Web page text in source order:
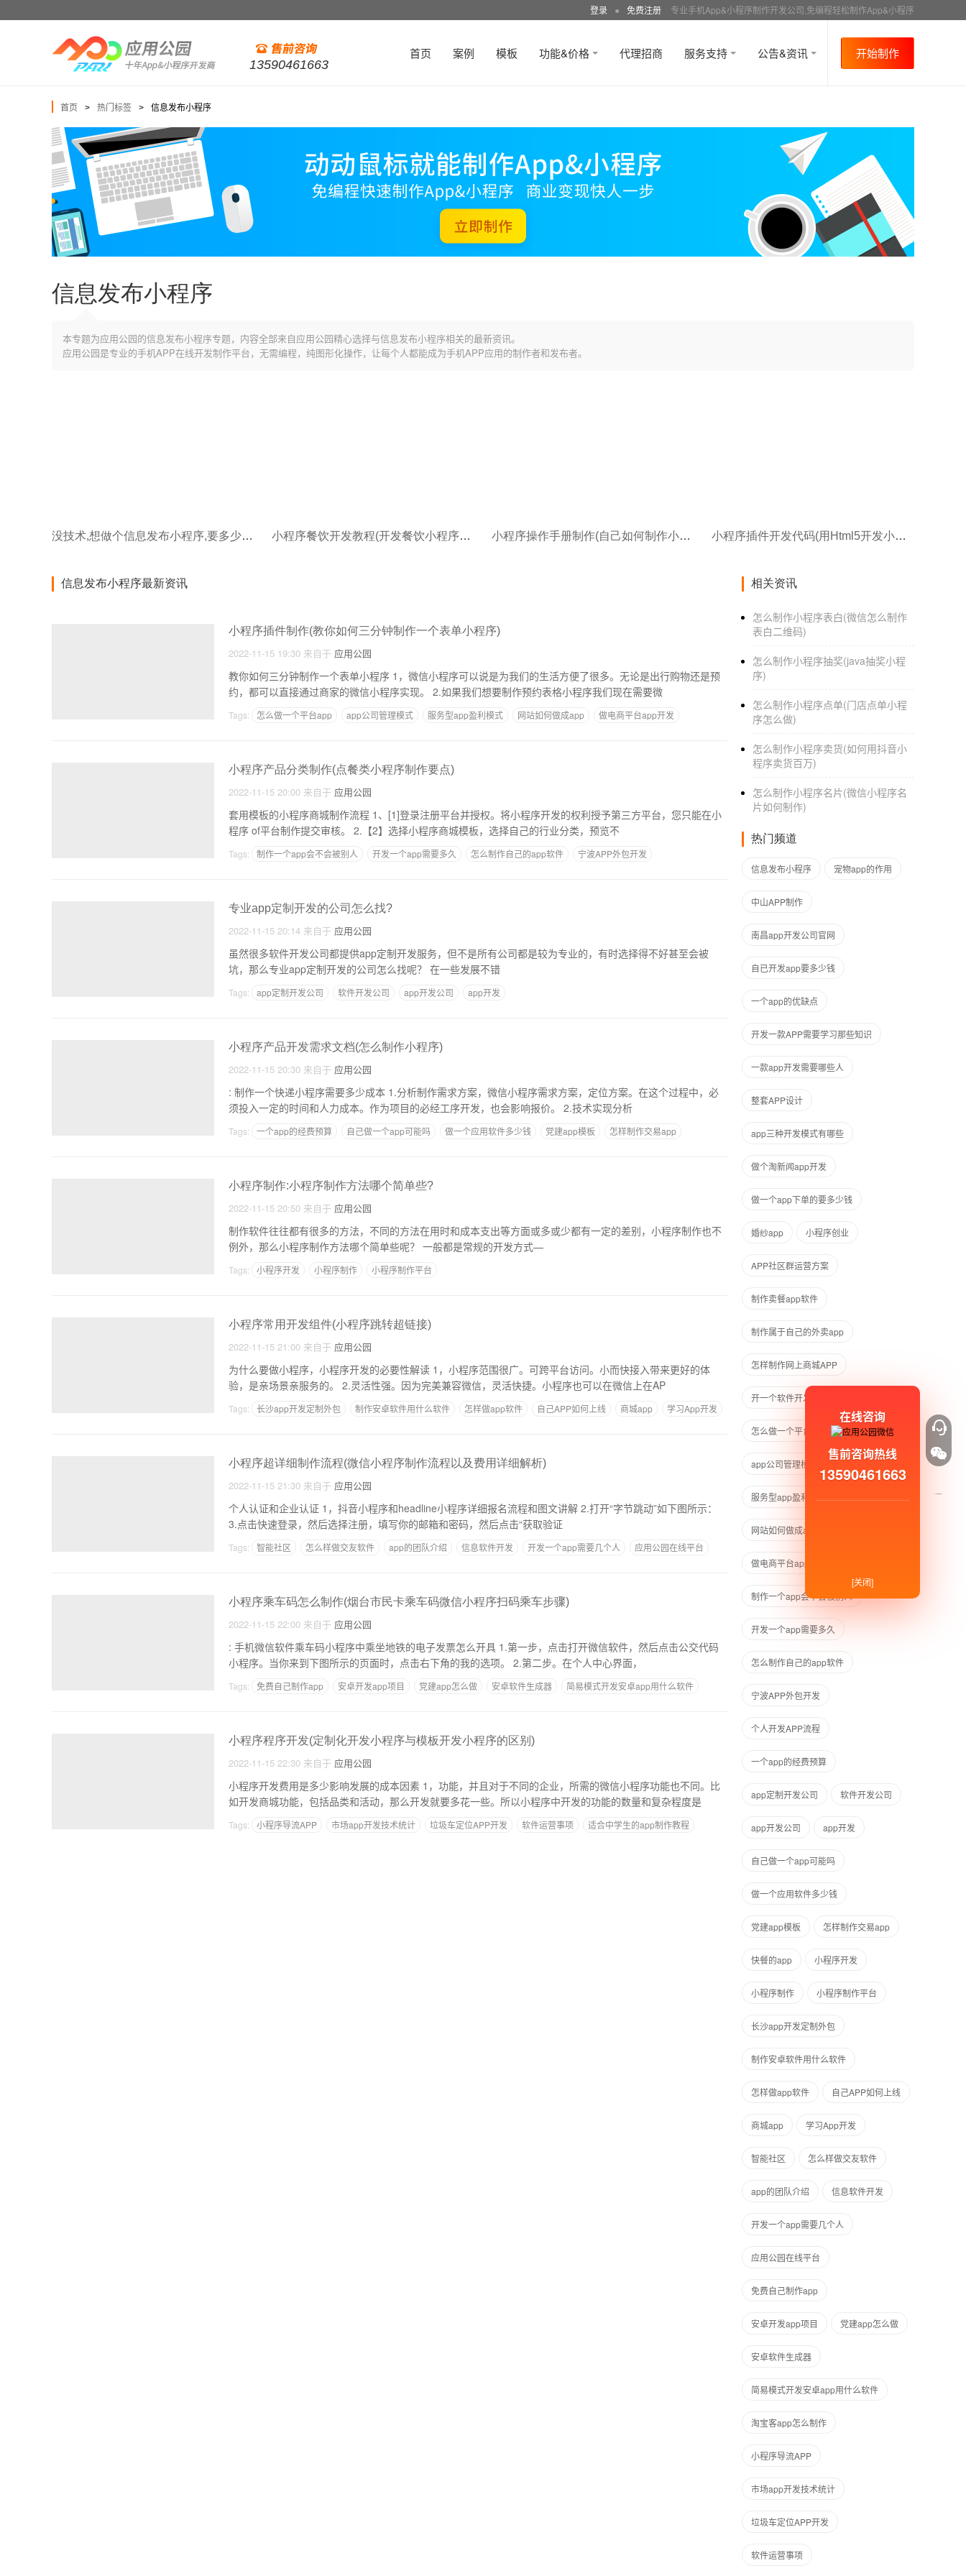
登录 ● 免费注册 专业手机App&小程序制作开发公司,免编程轻松制作App&小程序
13590461663
首页 案例 模板 功能&价格 代理招商 服务支持 公告&资讯 开始制作
首页 > 热门标签 > 信息发布小程序
信息发布小程序
本专题为应用公园的信息发布小程序专题，内容全部来自应用公园精心选择与信息发布小程序相关的最新资讯。
应用公园是专业的手机APP在线开发制作平台，无需编程，纯图形化操作，让每个人都能成为手机APP应用的制作者和发布者。
没技术,想做个信息发布小程序,要多少钱? 小程序餐饮开发教程(开发餐饮小程序需要有哪些功能) 小程序操作手册制作(自己如何制作小程序制作小程序关键有哪些) 小程序插件开发代码(用Html5开发小程序的优势)
信息发布小程序最新资讯
小程序插件制作(教你如何三分钟制作一个表单小程序)
2022-11-15 19:30 来自于 应用公园
教你如何三分钟制作一个表单小程序 1，微信小程序可以说是为我们的生活方便了很多。无论是出行购物还是预
约，都可以直接通过商家的微信小程序实现。 2.如果我们想要制作预约表格小程序我们现在需要微
Tags: 怎么做一个平台app app公司管理模式 服务型app盈利模式 网站如何做成app
做电商平台app开发
小程序产品分类制作(点餐类小程序制作要点)
2022-11-15 20:00 来自于 应用公园
套用模板的小程序商城制作流程 1、[1]登录注册平台并授权。将小程序开发的权利授予第三方平台，您只能在小
程序 of平台制作提交审核。 2.【2】选择小程序商城模板，选择自己的行业分类，预览不
Tags: 制作一个app会不会被别人 开发一个app需要多久 怎么制作自己的app软件
宁波APP外包开发
专业app定制开发的公司怎么找?
2022-11-15 20:14 来自于 应用公园
虽然很多软件开发公司都提供app定制开发服务，但不是所有公司都是较为专业的，有时选择得不好甚至会被
坑，那么专业app定制开发的公司怎么找呢？ 在一些发展不错
Tags: app定制开发公司 软件开发公司 app开发公司 app开发
小程序产品开发需求文档(怎么制作小程序)
2022-11-15 20:30 来自于 应用公园
: 制作一个快递小程序需要多少成本 1.分析制作需求方案，微信小程序需求方案，定位方案。在这个过程中，必
须投入一定的时间和人力成本。作为项目的必经工序开发，也会影响报价。 2.技术实现分析
Tags: 一个app的经费预算 自己做一个app可能吗 做一个应用软件多少钱 党建app模板
怎样制作交易app
小程序制作:小程序制作方法哪个简单些?
2022-11-15 20:50 来自于 应用公园
制作软件往往都有很多的方法，不同的方法在用时和成本支出等方面或多或少都有一定的差别，小程序制作也不
例外，那么小程序制作方法哪个简单些呢？ 一般都是常规的开发方式—
Tags: 小程序开发 小程序制作 小程序制作平台
小程序常用开发组件(小程序跳转超链接)
2022-11-15 21:00 来自于 应用公园
为什么要做小程序，小程序开发的必要性解读 1，小程序范围很广。可跨平台访问。小而快接入带来更好的体
验，是亲场景亲服务的。 2.灵活性强。因为完美兼容微信，灵活快捷。小程序也可以在微信上在AP
Tags: 长沙app开发定制外包 制作安卓软件用什么软件 怎样做app软件 自己APP如何上线 商城app 学习App开发
小程序超详细制作流程(微信小程序制作流程以及费用详细解析)
2022-11-15 21:30 来自于 应用公园
个人认证和企业认证 1，抖音小程序和headline小程序详细报名流程和图文讲解 2.打开“字节跳动”如下图所示：
3.点击快速登录，然后选择注册，填写你的邮箱和密码，然后点击“获取验证
Tags: 智能社区 怎么样做交友软件 app的团队介绍 信息软件开发 开发一个app需要几个人 应用公园在线平台
小程序乘车码怎么制作(烟台市民卡乘车码微信小程序扫码乘车步骤)
2022-11-15 22:00 来自于 应用公园
: 手机微信软件乘车码小程序中乘坐地铁的电子发票怎么开具 1.第一步，点击打开微信软件，然后点击公交代码
小程序。当你来到下图所示的页面时，点击右下角的我的选项。 2.第二步。在个人中心界面，
Tags: 免费自己制作app 安卓开发app项目 党建app怎么做 安卓软件生成器
简易模式开发安卓app用什么软件
小程序程序开发(定制化开发小程序与模板开发小程序的区别)
2022-11-15 22:30 来自于 应用公园
小程序开发费用是多少影响发展的成本因素 1，功能，并且对于不同的企业，所需的微信小程序功能也不同。比
如开发商城功能，包括品类和活动，那么开发就要多花一些。所以小程序中开发的功能的数量和复杂程度是
Tags: 小程序导流APP 市场app开发技术统计 垃圾车定位APP开发 软件运营事项
适合中学生的app制作教程
相关资讯
怎么制作小程序表白(微信怎么制作
表白二维码)
怎么制作小程序抽奖(java抽奖小程
序)
怎么制作小程序点单(门店点单小程
序怎么做)
怎么制作小程序卖货(如何用抖音小
程序卖货百万)
怎么制作小程序名片(微信小程序名
片如何制作)
热门频道
信息发布小程序 宠物app的作用
中山APP制作
南昌app开发公司官网
自已开发app要多少钱
一个app的优缺点
开发一款APP需要学习那些知识
一款app开发需要哪些人
整套APP设计
app三种开发模式有哪些
做个淘新闻app开发
做一个app下单的要多少钱
婚纱app 小程序创业
APP社区群运营方案
制作卖餐app软件
制作属于自己的外卖app
怎样制作网上商城APP
开一个软件开发公司需要多少钱
怎么做一个平台app
app公司管理模式
服务型app盈利模式
网站如何做成app
做电商平台app开发
制作一个app会不会被别人
开发一个app需要多久
怎么制作自己的app软件
宁波APP外包开发
个人开发APP流程
一个app的经费预算
app定制开发公司 软件开发公司
app开发公司 app开发
自己做一个app可能吗
做一个应用软件多少钱
党建app模板 怎样制作交易app
快餐的app 小程序开发
小程序制作 小程序制作平台
长沙app开发定制外包
制作安卓软件用什么软件
怎样做app软件 自己APP如何上线
商城app 学习App开发
智能社区 怎么样做交友软件
app的团队介绍 信息软件开发
开发一个app需要几个人
应用公园在线平台
免费自己制作app
安卓开发app项目 党建app怎么做
安卓软件生成器
简易模式开发安卓app用什么软件
淘宝客app怎么制作
小程序导流APP
市场app开发技术统计
垃圾车定位APP开发
软件运营事项
在线咨询
售前咨询热线
13590461663
[关闭]